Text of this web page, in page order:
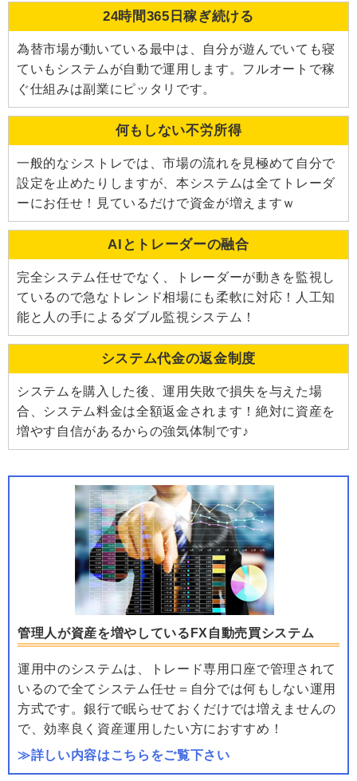
24時間365日稼ぎ続ける
為替市場が動いている最中は、自分が遊んでいても寝
ていもシステムが自動で運用します。フルオートで稼
ぐ仕組みは副業にピッタリです。
何もしない不労所得
一般的なシストレでは、市場の流れを見極めて自分で
設定を止めたりしますが、本システムは全てトレーダ
ーにお任せ！見ているだけで資金が増えますｗ
AIとトレーダーの融合
完全システム任せでなく、トレーダーが動きを監視し
ているので急なトレンド相場にも柔軟に対応！人工知
能と人の手によるダブル監視システム！
システム代金の返金制度
システムを購入した後、運用失敗で損失を与えた場
合、システム料金は全額返金されます！絶対に資産を
増やす自信があるからの強気体制です♪
管理人が資産を増やしているFX自動売買システム
運用中のシステムは、トレード専用口座で管理されて
いるので全てシステム任せ＝自分では何もしない運用
方式です。銀行で眠らせておくだけでは増えませんの
で、効率良く資産運用したい方におすすめ！
≫詳しい内容はこちらをご覧下さい